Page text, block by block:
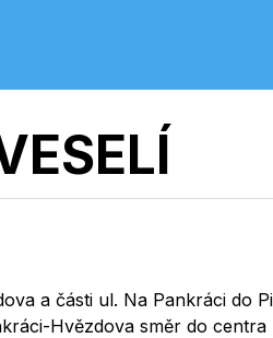
a části ul. Na Pankráci do
Hvězdova směr do centra